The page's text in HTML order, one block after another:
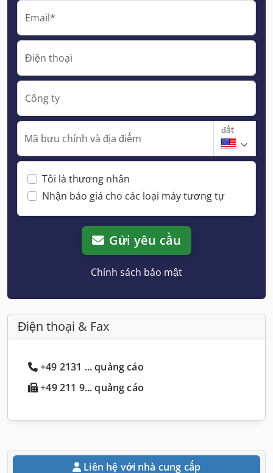
Email*
Điện thoại
Công ty
Mã bưu chính và địa điểm
đất
Tôi là thương nhân
Nhận báo giá cho các loại máy tương tự
Gửi yêu cầu
Chính sách bảo mật
Điện thoại & Fax
+49 2131 ... quảng cáo
+49 211 9... quảng cáo
Liên hệ với nhà cung cấp